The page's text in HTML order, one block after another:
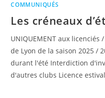
COMMUNIQUÉS
Les créneaux
UNIQUEMENT aux
de Lyon de la saison 2025 /
durant l'été Interdiction
d'autres clubs Licence